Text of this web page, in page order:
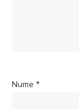
Nume *